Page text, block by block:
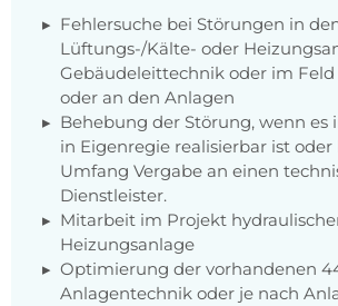
Fehlersuche bei Störungen in
Lüftungs-/Kälte- oder
Gebäudeleittechnik oder im Feld
oder an den Anlagen
Behebung der Störung, wenn es
in Eigenregie realisierbar ist
Umfang Vergabe an einen
Dienstleister.
Mitarbeit im Projekt
Heizungsanlage
Optimierung der vorhandenen
Anlagentechnik oder je nach